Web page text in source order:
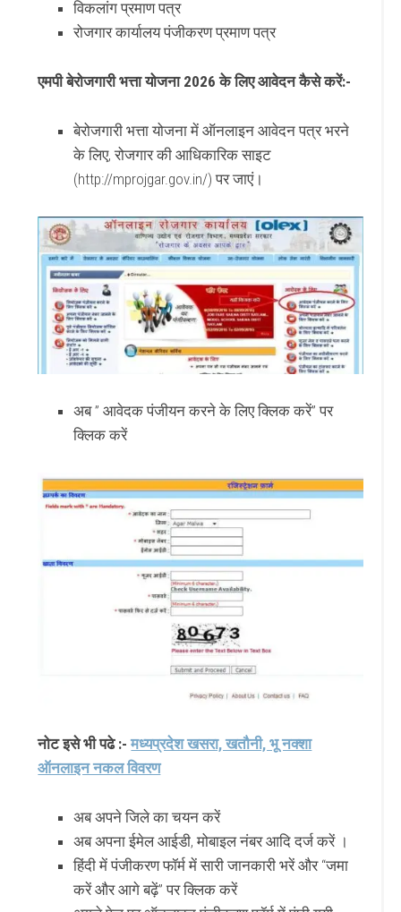
विकलांग प्रमाण पत्र
रोजगार कार्यालय पंजीकरण प्रमाण पत्र
एमपी बेरोजगारी भत्ता योजना 2026 के लिए आवेदन कैसे करें:-
बेरोजगारी भत्ता योजना में ऑनलाइन आवेदन पत्र भरने
के लिए, रोजगार की आधिकारिक साइट
(http://mprojgar.gov.in/) पर जाएं।
अब ” आवेदक पंजीयन करने के लिए क्लिक करें” पर
क्लिक करें
नोट इसे भी पढे :-मध्यप्रदेश खसरा, खतौनी, भू नक्शा
ऑनलाइन नकल विवरण
अब अपने जिले का चयन करें
अब अपना ईमेल आईडी, मोबाइल नंबरआदिदर्ज करें ।
हिंदी में पंजीकरण फॉर्म में सारी जानकारी भरें और “जमा
करें और आगे बढ़ें” पर क्लिक करें